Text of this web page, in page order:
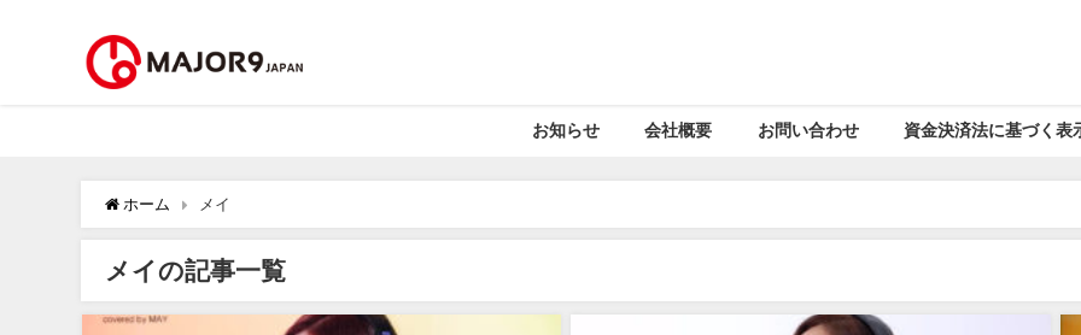
お知らせ 会社概要 お問い合わせ 資金決済法に基づく表
ホーム メイ
メイの記事一覧